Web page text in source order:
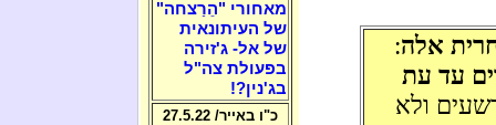
אלה:
עד עת
ולא
מאחורי "הֵרַצחה"
של העיתונאית
של אל- ג'זירה
בפעולת צה"ל
בג'נין?!
כ"ו באייר/ 27.5.22